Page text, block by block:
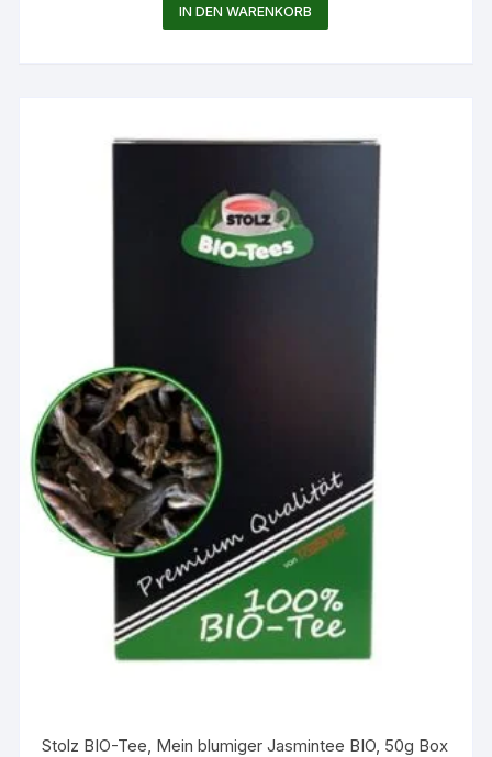
IN DEN WARENKORB
Stolz BIO-Tee, Mein blumiger Jasmintee BIO, 50g Box